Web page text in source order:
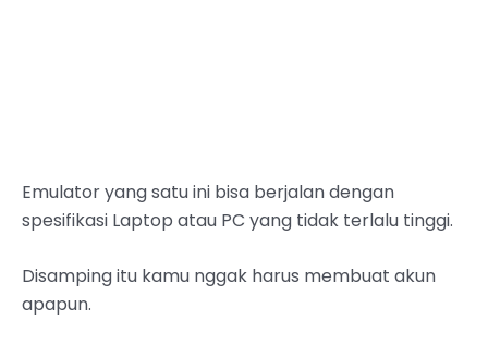
Emulator yang satu ini bisa berjalan dengan
spesifikasi Laptop atau PC yang tidak terlalu tinggi.
Disamping itu kamu nggak harus membuat akun
apapun.